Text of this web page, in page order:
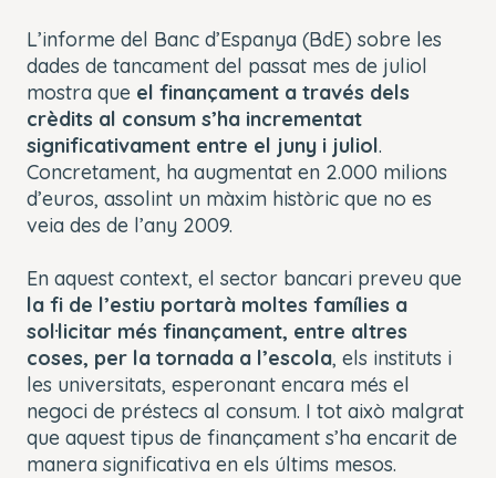
L’informe del Banc d’Espanya (BdE) sobre les
dades de tancament del passat mes de juliol
mostra que el finançament a través dels
crèdits al consum s’ha incrementat
significativament entre el juny i juliol.
Concretament, ha augmentat en 2.000 milions
d’euros, assolint un màxim històric que no es
veia des de l’any 2009.
En aquest context, el sector bancari preveu que
la fi de l’estiu portarà moltes famílies a
sol·licitar més finançament, entre altres
coses, per la tornada a l’escola, els instituts i
les universitats, esperonant encara més el
negoci de préstecs al consum. I tot això malgrat
que aquest tipus de finançament s’ha encarit de
manera significativa en els últims mesos.